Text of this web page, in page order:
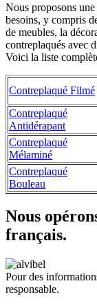
Nous proposons
besoins, y compris
de meubles, la
contreplaqués avec
Voici la liste
Contreplaqué Filmé
Contreplaqué
Antidérapant
Contreplaqué
Mélaminé
Contreplaqué
Bouleau
Nous
français.
Pour des
responsable.